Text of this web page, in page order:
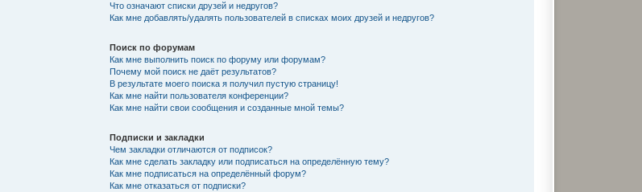
Что означают списки друзей и недругов?
Как мне добавлять/удалять пользователей в списках моих друзей и недругов?
Поиск по форумам
Как мне выполнить поиск по форуму или форумам?
Почему мой поиск не даёт результатов?
В результате моего поиска я получил пустую страницу!
Как мне найти пользователя конференции?
Как мне найти свои сообщения и созданные мной темы?
Подписки и закладки
Чем закладки отличаются от подписок?
Как мне сделать закладку или подписаться на определённую тему?
Как мне подписаться на определённый форум?
Как мне отказаться от подписки?